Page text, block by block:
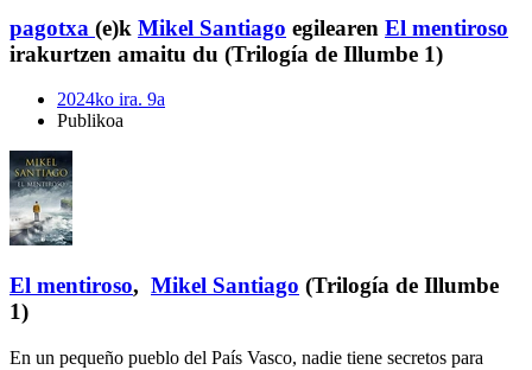
pagotxa (e)k Mikel Santiago egilearen El mentiroso
irakurtzen amaitu du (Trilogía de Illumbe 1)
2024ko ira. 9a
Publikoa
El mentiroso, Mikel Santiago (Trilogía de Illumbe
1)
En un pequeño pueblo del País Vasco, nadie tiene secretos para